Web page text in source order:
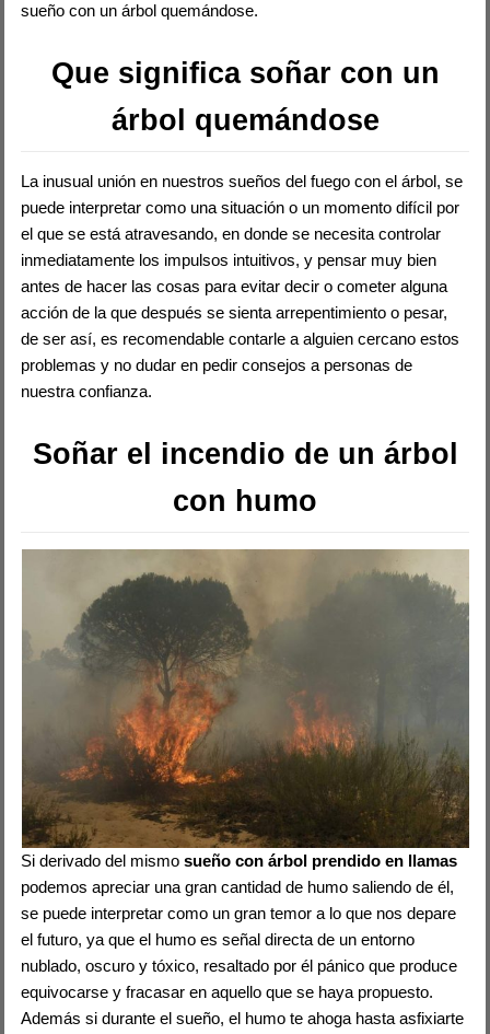
sueño con un árbol quemándose.
Que significa soñar con un
árbol quemándose
La inusual unión en nuestros sueños del fuego con el árbol, se
puede interpretar como una situación o un momento difícil por
el que se está atravesando, en donde se necesita controlar
inmediatamente los impulsos intuitivos, y pensar muy bien
antes de hacer las cosas para evitar decir o cometer alguna
acción de la que después se sienta arrepentimiento o pesar,
de ser así, es recomendable contarle a alguien cercano estos
problemas y no dudar en pedir consejos a personas de
nuestra confianza.
Soñar el incendio de un árbol
con humo
Si derivado del mismosueño con árbol prendido en llamas
podemos apreciar una gran cantidad de humo saliendo de él,
se puede interpretar como un gran temor a lo que nos depare
el futuro, ya que el humo es señal directa de un entorno
nublado, oscuro y tóxico, resaltado por él pánico que produce
equivocarse y fracasar en aquello que se haya propuesto.
Además si durante el sueño, el humo te ahoga hasta asfixiarte